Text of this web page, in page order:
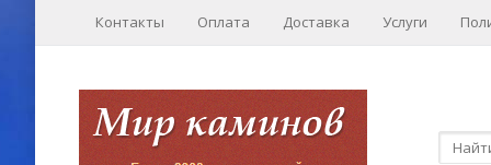
Контакты Оплата Доставка Услуги